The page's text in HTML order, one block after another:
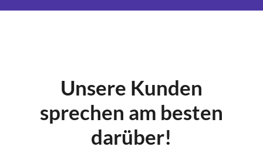
Unsere Kunden
sprechen am besten
darüber!